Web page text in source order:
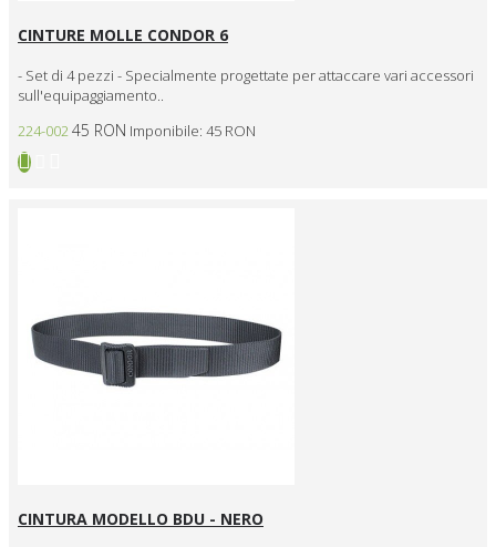
CINTURE MOLLE CONDOR 6
- Set di 4 pezzi - Specialmente progettate per attaccare vari accessori
sull'equipaggiamento..
224-002 45 RON Imponibile: 45 RON
CINTURA MODELLO BDU - NERO